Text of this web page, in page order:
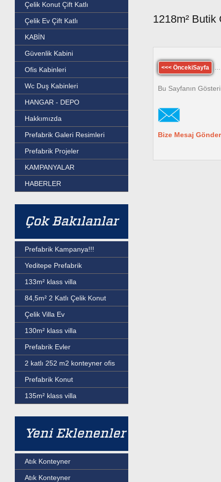
Çelik Konut Çift Katlı
Çelik Ev Çift Katlı
KABİN
Güvenlik Kabini
Ofis Kabinleri
Wc Duş Kabinleri
HANGAR - DEPO
Hakkımızda
Prefabrik Galeri Resimleri
Prefabrik Projeler
KAMPANYALAR
HABERLER
Çok Bakılanlar
Prefabrik Kampanya!!!
Yeditepe Prefabrik
133m² klass villa
84,5m² 2 Katlı Çelik Konut
Çelik Villa Ev
130m² klass villa
Prefabrik Evler
2 katlı 252 m2 konteyner ofis
Prefabrik Konut
135m² klass villa
Yeni Eklenenler
Atık Konteyner
Atık Konteyner
1218m² Butik
<<< ÖncekiSayfa
Bu Sayfanın
Bize Mesaj